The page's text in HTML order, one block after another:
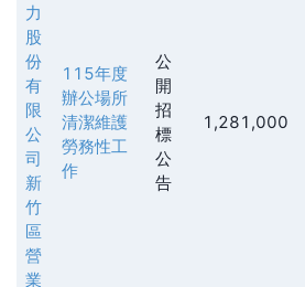
力
股
份
有
限
公
司
新
竹
區
營
業
115年度
辦公場所
清潔維護
勞務性工
作
公
開
招
標
公
告
1,281,000